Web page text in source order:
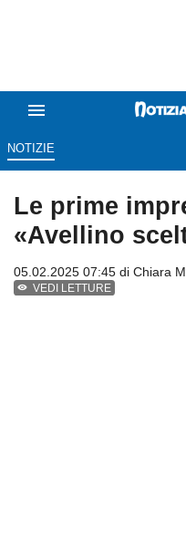
NOTIZIE
Le prime
«Avellino
05.02.2025 07:45 di Chiara
VEDI LETTURE